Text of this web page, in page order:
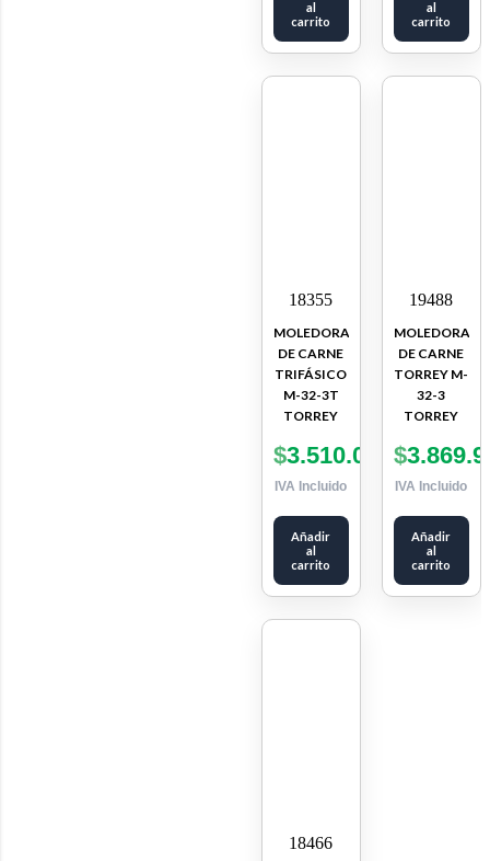
al
carrito
al
carrito
18355
MOLEDORA
DE CARNE
TRIFÁSICO
M-32-3T
TORREY
$3.510.000
IVA Incluido
Añadir
al
carrito
19488
MOLEDORA
DE CARNE
TORREY M-
32-3
TORREY
$
IVA Incluido
Añadir
al
carrito
18466